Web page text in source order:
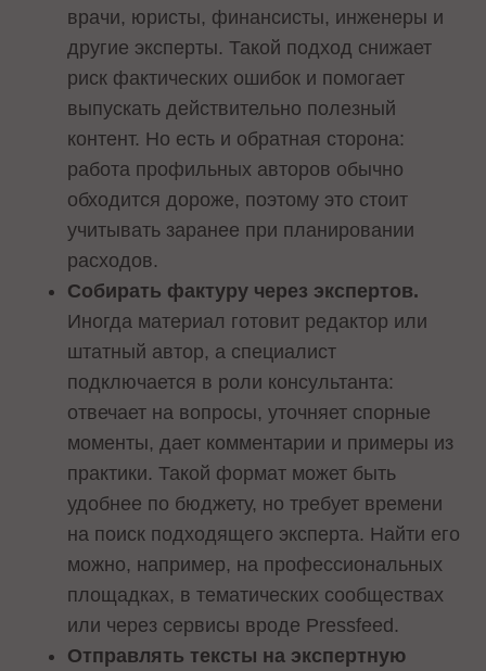
врачи, юристы, финансисты, инженеры и
другие эксперты. Такой подход снижает
риск фактических ошибок и помогает
выпускать действительно полезный
контент. Но есть и обратная сторона:
работа профильных авторов обычно
обходится дороже, поэтому это стоит
учитывать заранее при планировании
расходов.
Собирать фактуру через экспертов.
Иногда материал готовит редактор или
штатный автор, а специалист
подключается в роли консультанта:
отвечает на вопросы, уточняет спорные
моменты, дает комментарии и примеры из
практики. Такой формат может быть
удобнее по бюджету, но требует времени
на поиск подходящего эксперта. Найти его
можно, например, на профессиональных
площадках, в тематических сообществах
или через сервисы вроде Pressfeed.
Отправлять тексты на экспертную